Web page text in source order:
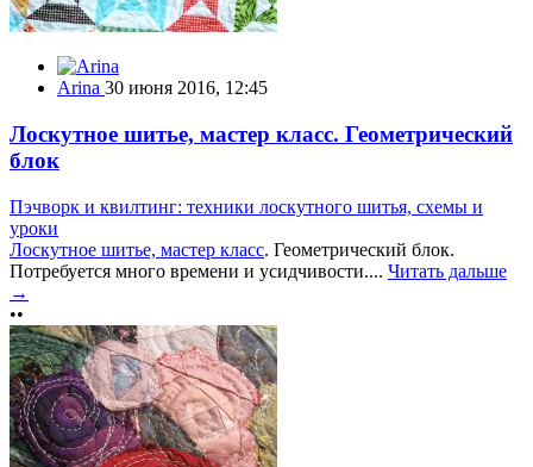
Arina 30 июня 2016, 12:45
Лоскутное шитье, мастер класс. Геометрический
блок
Пэчворк и квилтинг: техники лоскутного шитья, схемы и
уроки
Лоскутное шитье, мастер класс. Геометрический блок.
Потребуется много времени и усидчивости.... Читать дальше
→
••